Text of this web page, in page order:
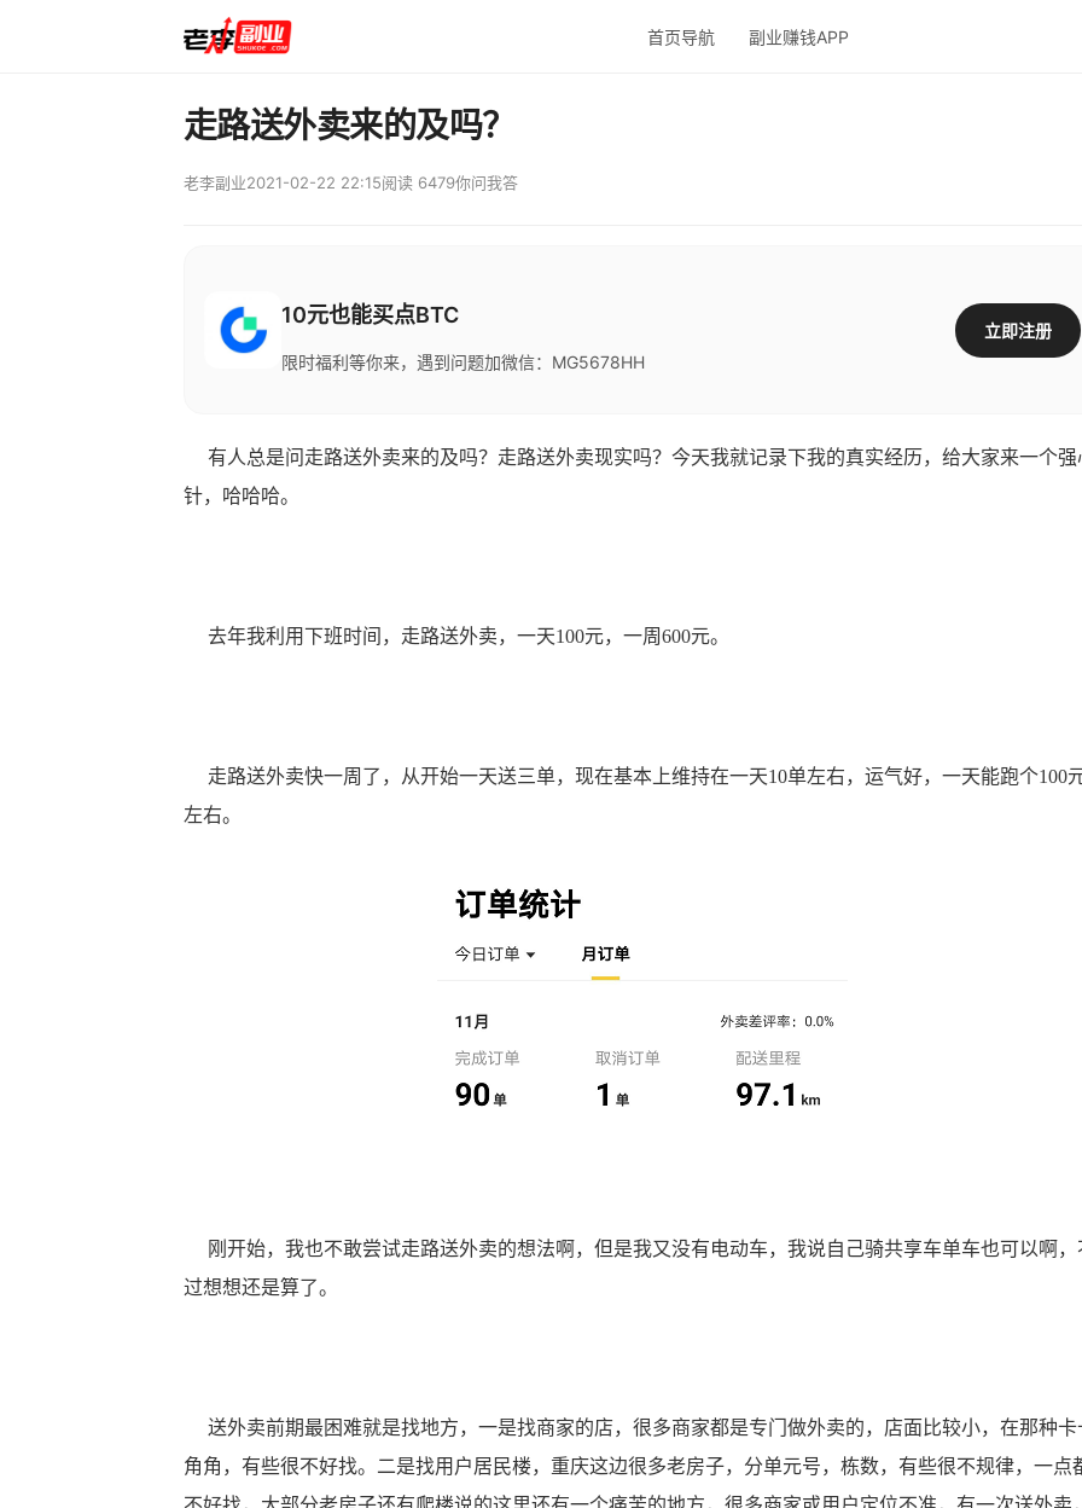
首页导航 副业赚钱APP
走路送外卖来的及吗？
老李副业2021-02-22 22:15阅读 6479你问我答
10元也能买点BTC
限时福利等你来，遇到问题加微信：MG5678HH
立即注册
有人总是问走路送外卖来的及吗？走路送外卖现实吗？今天我就记录下我的真实经历，给大家来一个强
针，哈哈哈。
去年我利用下班时间，走路送外卖，一天100元，一周600元。
走路送外卖快一周了，从开始一天送三单，现在基本上维持在一天10单左右，运气好，一天能跑个100
左右。
刚开始，我也不敢尝试走路送外卖的想法啊，但是我又没有电动车，我说自己骑共享车单车也可以啊，
过想想还是算了。
送外卖前期最困难就是找地方，一是找商家的店，很多商家都是专门做外卖的，店面比较小，在那种卡
角角，有些很不好找。二是找用户居民楼，重庆这边很多老房子，分单元号，栋数，有些很不规律，一点